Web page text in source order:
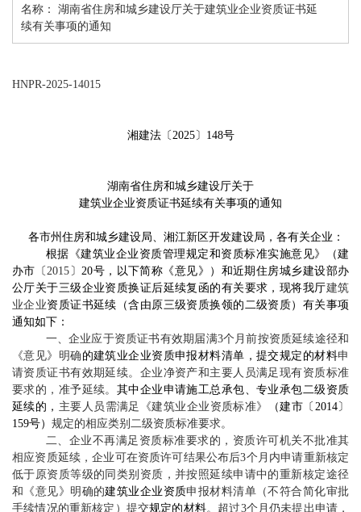
名称： 湖南省住房和城乡建设厅关于建筑业企业资质证书延
续有关事项的通知
HNPR-2025-14015
湘建法〔 2025〕 148号
湖南省住房和城乡建设厅关于
建筑业企业资质证书延续有关事项的通知
各市州住房和城乡建设局、湘江新区开发建设局，各有关企业 ：
根据《建筑业企业资质管理规定和资质标准实施意见》
（建
办市 〔2015 〕20号 ，以下简称《意见》 ） 和近期住房城乡建设部办
公厅关于三级企业资质换证后延续复函的有关要求 ，现将我厅建筑
业企业资质证书延续（含由原三级资质换领的二级资质）有关事项
通知如下：
一、企业应于资质证书有效期届满3个月前按资质延续途径和
《意见》明确 的建筑业企业资质申报材料清单，提交规定的材料申
请资质证书有效期延续。 企业净资产和主要人员满足现有资质标准
要求的 ，准予延续。 其中企业申请施工总承包、专业承包二级资质
延续的， 主要人员需满足《建筑业企业资质标准》 （建市〔 2014〕
159号） 规定的相应类别二级资质标准要求。
二、企业不再满足资质标准要求的， 资质许可机关不批准其
相应资质延续 ，企业可在资质许可结果公布后3个月内申请重新核定
低于原资质等级的同类别 资质 ，并按照延续申请中的重新核定途径
和
《意见》明确的建筑业企业资质申报材料清单（不符合简化审批
手续情况的重新核定）提交规定的材料。 超过3个月仍未提出申请，